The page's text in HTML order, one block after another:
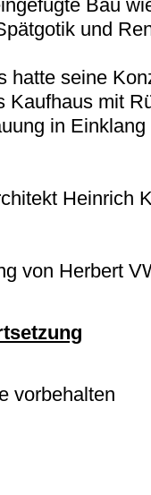
Bau
und
hatte seine
Kaufhaus mit
in
Heinrich
von Herbert
vorbehalten